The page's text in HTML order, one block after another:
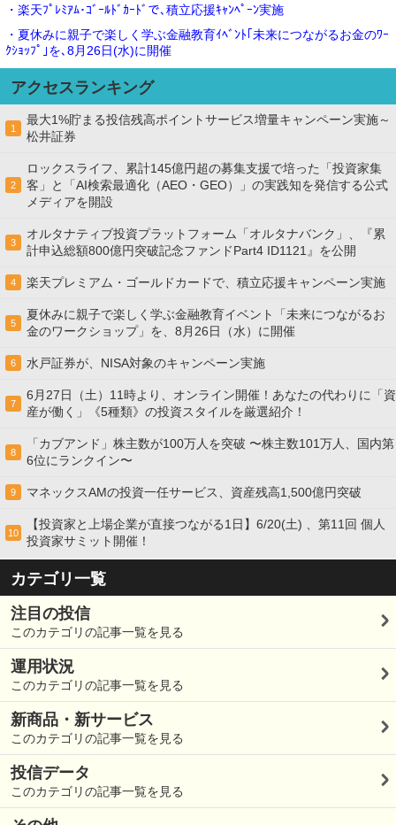
・楽天ﾌﾟﾚﾐｱﾑ･ｺﾞｰﾙﾄﾞｶｰﾄﾞで､積立応援ｷｬﾝﾍﾟｰﾝ実施
・夏休みに親子で楽しく学ぶ金融教育ｲﾍﾞﾝﾄ｢未来につながるお金のﾜｰ
ｸｼｮｯﾌﾟ｣を､8月26日(水)に開催
アクセスランキング
1
最大1%貯まる投信残高ポイントサービス増量キャンペーン実施～
松井証券
2
ロックスライフ、累計145億円超の募集支援で培った「投資家集
客」と「AI検索最適化（AEO・GEO）」の実践知を発信する公式
メディアを開設
3
オルタナティブ投資プラットフォーム「オルタナバンク」、『累
計申込総額800億円突破記念ファンドPart4 ID1121』を公開
4 楽天プレミアム・ゴールドカードで、積立応援キャンペーン実施
5
夏休みに親子で楽しく学ぶ金融教育イベント「未来につながるお
金のワークショップ」を、8月26日（水）に開催
6 水戸証券が、NISA対象のキャンペーン実施
7
6月27日（土）11時より、オンライン開催！あなたの代わりに「資
産が働く」《5種類》の投資スタイルを厳選紹介！
8
「カブアンド」株主数が100万人を突破 〜株主数101万人、国内第
6位にランクイン〜
9 マネックスAMの投資一任サービス、資産残高1,500億円突破
10
【投資家と上場企業が直接つながる1日】6/20(土) 、第11回 個人
投資家サミット開催！
カテゴリ一覧
注目の投信
このカテゴリの記事一覧を見る
運用状況
このカテゴリの記事一覧を見る
新商品・新サービス
このカテゴリの記事一覧を見る
投信データ
このカテゴリの記事一覧を見る